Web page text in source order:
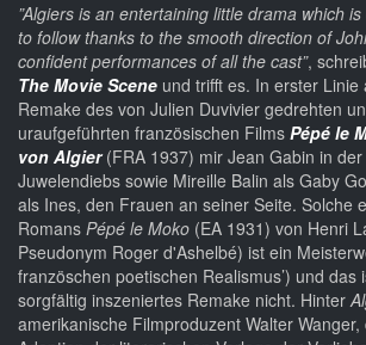
”Algiers is an entertaining little drama which
to follow thanks to the smooth direction of
confident performances of all the cast”,
The Movie Scene und trifft es. In erster
Remake des von Julien Duvivier gedrehten
uraufgeführten französischen Films Pépé le
von Algier(FRA 1937) mir Jean Gabin in
Juwelendiebs sowie Mireille Balin als Gaby
als Ines, den Frauen an seiner Seite. Solche
Romans Pépé le Moko (EA 1931) von Henri
Pseudonym Roger d'Ashelbé) ist ein
französchen poetischen Realismus’) und das
sorgfältig inszeniertes Remake nicht. Hinter
amerikanische Filmproduzent Walter